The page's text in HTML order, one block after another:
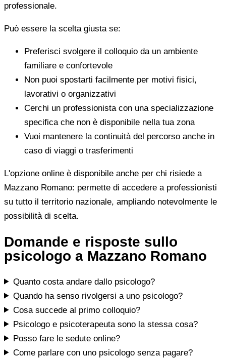
professionale.
Può essere la scelta giusta se:
Preferisci svolgere il colloquio da un ambiente
familiare e confortevole
Non puoi spostarti facilmente per motivi fisici,
lavorativi o organizzativi
Cerchi un professionista con una specializzazione
specifica che non è disponibile nella tua zona
Vuoi mantenere la continuità del percorso anche in
caso di viaggi o trasferimenti
L'opzione online è disponibile anche per chi risiede a
Mazzano Romano: permette di accedere a professionisti
su tutto il territorio nazionale, ampliando notevolmente le
possibilità di scelta.
Domande e risposte sullo
psicologo a Mazzano Romano
Quanto costa andare dallo psicologo?
Quando ha senso rivolgersi a uno psicologo?
Cosa succede al primo colloquio?
Psicologo e psicoterapeuta sono la stessa cosa?
Posso fare le sedute online?
Come parlare con uno psicologo senza pagare?